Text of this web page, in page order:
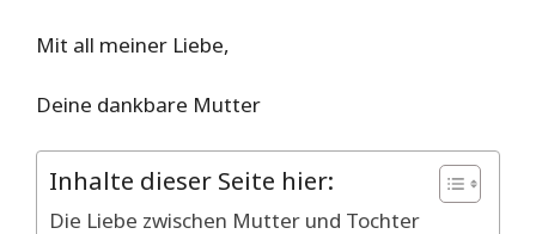
Mit all meiner Liebe,
Deine dankbare Mutter
Inhalte dieser Seite hier:
Die Liebe zwischen Mutter und Tochter